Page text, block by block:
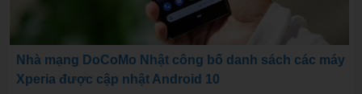
Nhà mạng DoCoMo Nhật công bố danh sách các máy
Xperia được cập nhật Android 10